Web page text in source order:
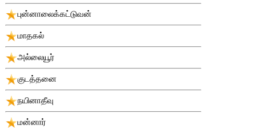
புன்னாலைக்கட்டுவன்
மாதகல்
அல்லையூர்
குடத்தனை
நயினாதீவு
மன்னார்